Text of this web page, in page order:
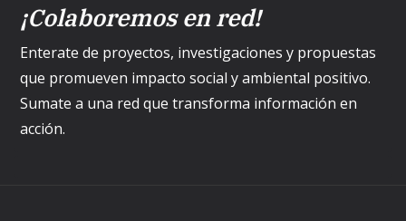
¡Colaboremos en red!
Enterate de proyectos, investigaciones y propuestas
que promueven impacto social y ambiental positivo.
Sumate a una red que transforma información en
acción.